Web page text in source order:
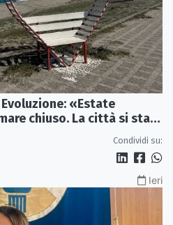
«Estate
chiuso. La città si sta
Condividi su:
Ieri